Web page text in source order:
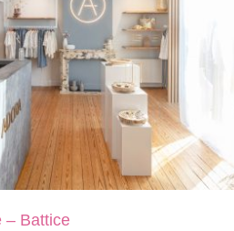
– Battice